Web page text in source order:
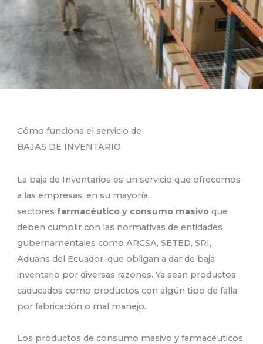
Cómo funciona el servicio de
BAJAS DE INVENTARIO
La baja de Inventarios es un servicio que ofrecemos
a las empresas, en su mayoría,
sectoresfarmacéutico y consumo masivo que
deben cumplir con las normativas de entidades
gubernamentales como ARCSA, SETED, SRI,
Aduana del Ecuador, que obligan a dar de baja
inventario por diversas razones. Ya sean productos
caducados como productos con algún tipo de falla
por fabricación o mal manejo.
Los productos de consumo masivo y farmacéuticos